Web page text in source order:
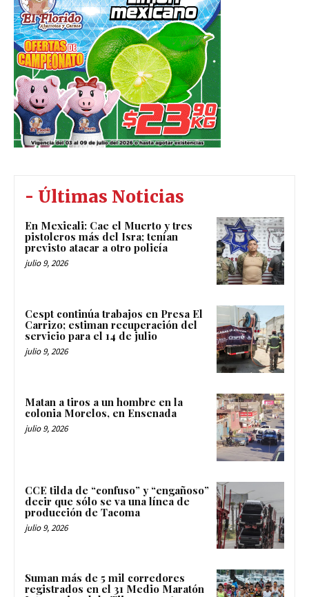
- Últimas Noticias
En Mexicali: Cae el Muerto y tres
pistoleros más del Isra; tenían
previsto atacar a otro policía
julio 9, 2026
Cespt continúa trabajos en Presa El
Carrizo; estiman recuperación del
servicio para el 14 de julio
julio 9, 2026
Matan a tiros a un hombre en la
colonia Morelos, en Ensenada
julio 9, 2026
CCE tilda de “confuso” y “engañoso”
decir que sólo se va una línea de
producción de Tacoma
julio 9, 2026
Suman más de 5 mil corredores
registrados en el 31 Medio Maratón